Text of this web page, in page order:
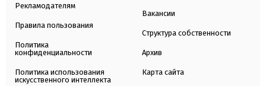
Рекламодателям
Правила пользования
Политика
конфиденциальности
Политика использования
искусственного интеллекта
Вакансии
Структура собственности
Архив
Карта сайта